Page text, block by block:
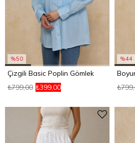
%50
Çizgili Basic Poplin Gömlek
₺399,00
₺799,00
%44